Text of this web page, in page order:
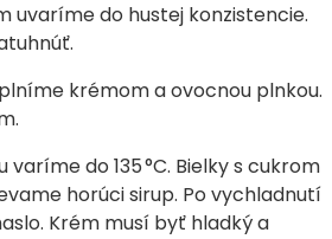
do hustej konzistencie.
krémom a ovocnou plnkou.
do 135 °C. Bielky s cukrom
horúci sirup. Po vychladnutí
Krém musí byť hladký a